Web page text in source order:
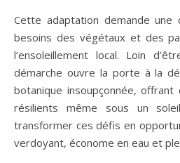
Cette adaptation demande une
besoins des végétaux et des
l’ensoleillement local. Loin
démarche ouvre la porte à la
botanique insoupçonnée,
résilients même sous un
transformer ces défis en
verdoyant, économe en eau et